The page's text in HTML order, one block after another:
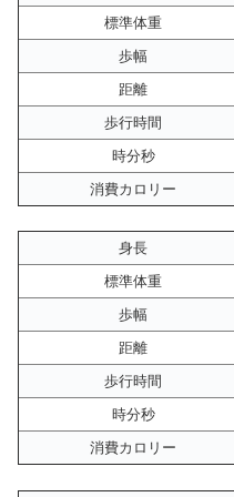
標準体重
歩幅
距離
歩行時間
時分秒
消費カロリー
身長
標準体重
歩幅
距離
歩行時間
時分秒
消費カロリー